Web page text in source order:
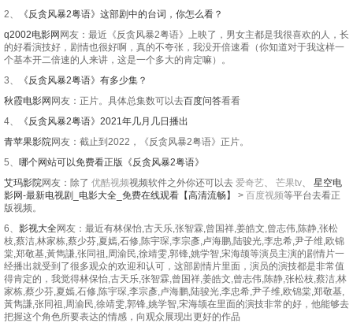
2、
《反贪风暴2粤语》这部剧中的台词，你怎么看？
q2002电影网网友：最近《反贪风暴2粤语》上映了，男女主都是我很喜欢的人，长
的好看演技好，剧情也很好啊，真的不夸张，我没开倍速看（你知道对于我这样一
个基本开二倍速的人来讲，这是一个多大的肯定嘛）。
3、
《反贪风暴2粤语》有多少集？
秋霞电影网网友：正片。具体总集数可以去百度问答看看
4、
《反贪风暴2粤语》2021年几月几日播出
青苹果影院网友：截止到2022，《反贪风暴2粤语》正片。
5、 哪个网站可以免费看正版《反贪风暴2粤语》
艾玛影院网友：除了 优酷视频视频软件之外你还可以去 爱奇艺、 芒果tv、 星空电
影网-最新电视剧_电影大全_免费在线观看【高清流畅】 > 百度视频等平台去看正
版视频。
6、 影视大全网友：最近有林保怡,古天乐,张智霖,曾国祥,姜皓文,曾志伟,陈静,张松
枝,蔡洁,林家栋,蔡少芬,夏嫣,石修,陈宇琛,李宗彥,卢海鹏,陆骏光,李忠希,尹子维,欧锦
棠,郑敬基,黃雋謙,张同祖,周渝民,徐靖雯,郭锋,姚学智,宋海颉等演员主演的剧情片一
经播出就受到了很多观众的欢迎和认可，这部剧情片里面，演员的演技都是非常值
得肯定的，我觉得林保怡,古天乐,张智霖,曾国祥,姜皓文,曾志伟,陈静,张松枝,蔡洁,林
家栋,蔡少芬,夏嫣,石修,陈宇琛,李宗彥,卢海鹏,陆骏光,李忠希,尹子维,欧锦棠,郑敬基,
黃雋謙,张同祖,周渝民,徐靖雯,郭锋,姚学智,宋海颉在里面的演技非常的好，他能够去
把握这个角色所要表达的情感，向观众展现出更好的作品